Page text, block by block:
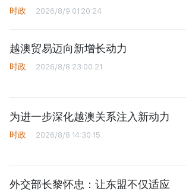
时政 2026/8/9 01:20:24
越澳贸易迈向新增长动力
时政 2026/8/8 23:00:21
为进一步深化越澳关系注入新动力
时政 2026/8/8 14:30:15
外交部长黎怀忠：让东盟不仅适应